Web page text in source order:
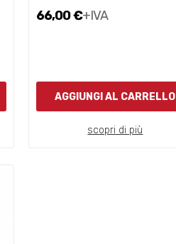
66,00 €+IVA
AGGIUNGI AL CARRELLO
scopri di più